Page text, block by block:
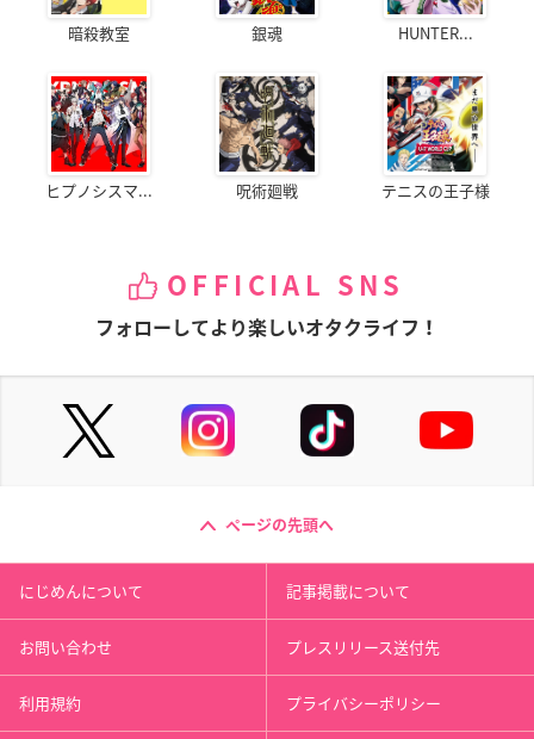
暗殺教室 銀魂 HUNTER...
ヒプノシスマ... 呪術廻戦 テニスの王子様
OFFICIAL SNS
フォローしてより楽しいオタクライフ！
ページの先頭へ
にじめんについて 記事掲載について
お問い合わせ プレスリリース送付先
利用規約 プライバシーポリシー